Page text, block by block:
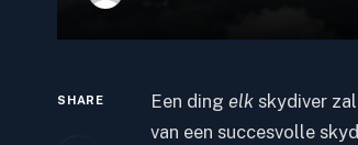
SHARE Een ding elkskydiver
van een succesvolle